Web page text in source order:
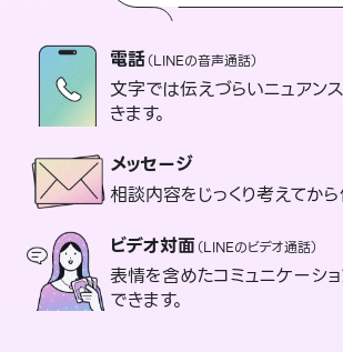
電話（LINEの音声通話）
文字では伝えづらいニュアン
きます。
メッセージ
相談内容をじっくり考えてから
ビデオ対面（LINEのビデオ通話）
表情を含めたコミュニケーシ
できます。